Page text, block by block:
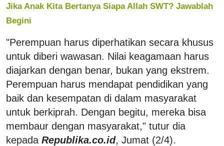
Jika Anak Kita Bertanya Siapa Allah SWT? Jawablah
Begini
"Perempuan harus diperhatikan secara khusus
untuk diberi wawasan. Nilai keagamaan harus
diajarkan dengan benar, bukan yang ekstrem.
Perempuan harus mendapat pendidikan yang
baik dan kesempatan di dalam masyarakat
untuk berkiprah. Dengan begitu, mereka bisa
membaur dengan masyarakat," tutur dia
kepada Republika.co.id, Jumat (2/4).